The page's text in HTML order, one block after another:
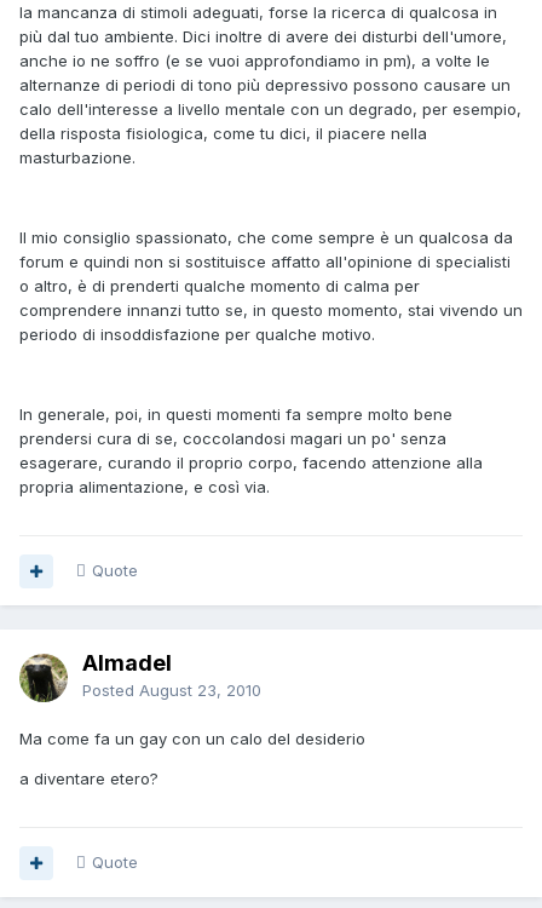
la mancanza di stimoli adeguati, forse la ricerca di qualcosa in
più dal tuo ambiente. Dici inoltre di avere dei disturbi dell'umore,
anche io ne soffro (e se vuoi approfondiamo in pm), a volte le
alternanze di periodi di tono più depressivo possono causare un
calo dell'interesse a livello mentale con un degrado, per esempio,
della risposta fisiologica, come tu dici, il piacere nella
masturbazione.
Il mio consiglio spassionato, che come sempre è un qualcosa da
forum e quindi non si sostituisce affatto all'opinione di specialisti
o altro, è di prenderti qualche momento di calma per
comprendere innanzi tutto se, in questo momento, stai vivendo un
periodo di insoddisfazione per qualche motivo.
In generale, poi, in questi momenti fa sempre molto bene
prendersi cura di se, coccolandosi magari un po' senza
esagerare, curando il proprio corpo, facendo attenzione alla
propria alimentazione, e così via.
Quote
Almadel
Posted August 23, 2010
Ma come fa un gay con un calo del desiderio
a diventare etero?
Quote